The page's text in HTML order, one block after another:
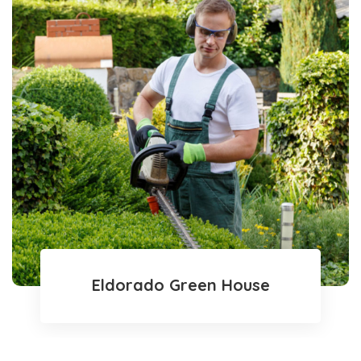
Eldorado Green House